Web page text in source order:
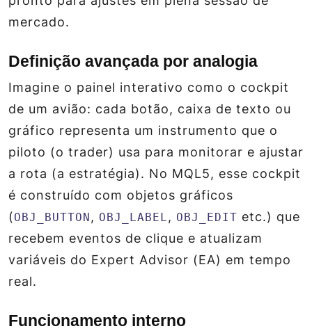
mercado.
Definição avançada por analogia
Imagine o painel interativo como o cockpit
de um avião: cada botão, caixa de texto ou
gráfico representa um instrumento que o
piloto (o trader) usa para monitorar e ajustar
a rota (a estratégia). No MQL5, esse cockpit
é construído com objetos gráficos
(OBJ_BUTTON , OBJ_LABEL , OBJ_EDIT etc.) que
recebem eventos de clique e atualizam
variáveis do Expert Advisor (EA) em tempo
real.
Funcionamento interno